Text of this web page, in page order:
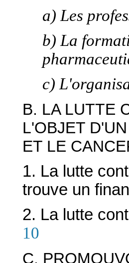
a) Les
b) La
c)
B. LA LUTTE
L'OBJET
ET LE
1. La lutte
trouve un
2. La lutte
10
C.